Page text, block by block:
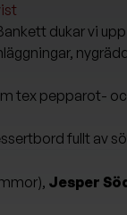
dukar vi
tex pepparot-
fullt av
Jesper